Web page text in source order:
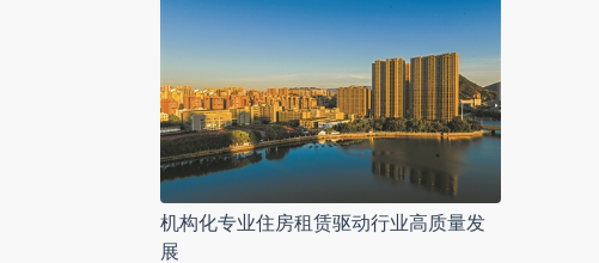
机构化专业住房租赁驱动行业高质量发
展